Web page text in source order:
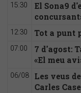
15:30
El Sona9
12:30 Tot a punt
07:00
7 d'agost:
«El meu
06/08
Les veus
Carles